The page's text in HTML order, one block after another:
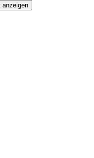
anzeigen